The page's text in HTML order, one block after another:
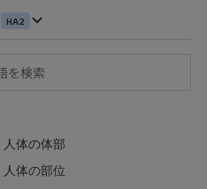
HA2
人体の体部
人体の部位